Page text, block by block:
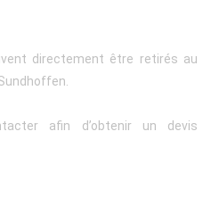
directement être retirés au
afin d’obtenir un devis